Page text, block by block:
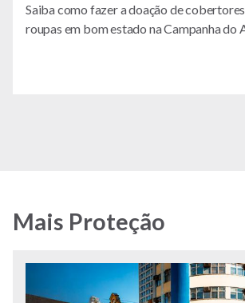
Saiba como fazer a doação de
roupas em bom estado na Campanha do
Mais Proteção